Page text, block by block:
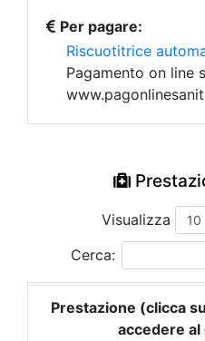
Per pagare:
Riscuotitrice
Pagamento on line
Visualizza
Cerca:
Prestazione (clicca
accedere